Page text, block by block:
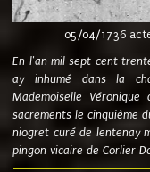
05/04/1736 acte
En l'an mil sept cent
ay inhumé dans la
Mademoiselle
sacrements le cinquième
niogret curé de lentenay
pingon vicaire de Corlier